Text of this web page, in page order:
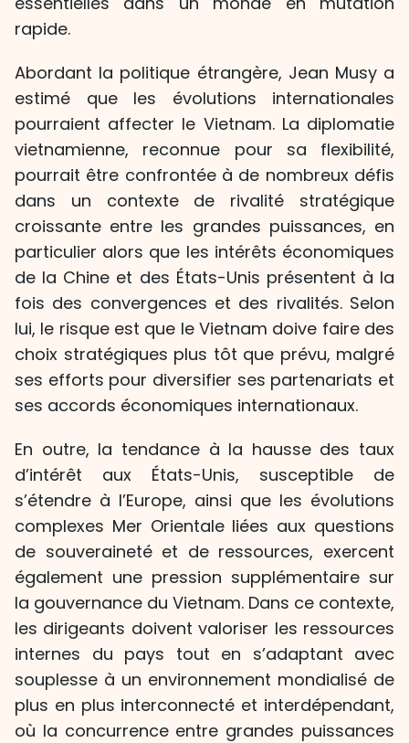
rapide.
Abordant la politique étrangère, Jean Musy a
estimé que les évolutions internationales
pourraient affecter le Vietnam. La diplomatie
vietnamienne, reconnue pour sa flexibilité,
pourrait être confrontée à de nombreux défis
dans un contexte de rivalité stratégique
croissante entre les grandes puissances, en
particulier alors que les intérêts économiques
de la Chine et des États-Unis présentent à la
fois des convergences et des rivalités. Selon
lui, le risque est que le Vietnam doive faire des
choix stratégiques plus tôt que prévu, malgré
ses efforts pour diversifier ses partenariats et
ses accords économiques internationaux.
En outre, la tendance à la hausse des taux
d’intérêt aux États-Unis, susceptible de
s’étendre à l’Europe, ainsi que les évolutions
complexes Mer Orientale liées aux questions
de souveraineté et de ressources, exercent
également une pression supplémentaire sur
la gouvernance du Vietnam. Dans ce contexte,
les dirigeants doivent valoriser les ressources
internes du pays tout en s’adaptant avec
souplesse à un environnement mondialisé de
plus en plus interconnecté et interdépendant,
où la concurrence entre grandes puissances